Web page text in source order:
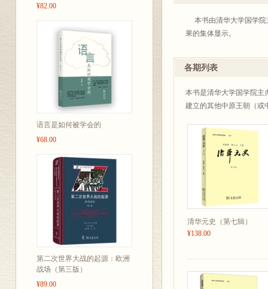
¥82.00
语言是如何被学会的
¥68.00
第二次世界大战的起源：欧洲
战场（第三版）
¥89.00
本书由清华大学国学院
果的集体显示。
各期列表
本书是清华大学国学院主
建立的其他中原王朝（或
清华元史（第七辑）
¥138.00